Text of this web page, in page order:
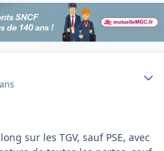
sur les TGV, sauf PSE, avec